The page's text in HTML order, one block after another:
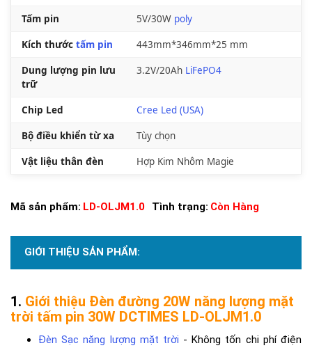
Tấm pin 5V/30W poly
Kích thước tấm pin 443mm*346mm*25 mm
Dung lượng pin lưu
trữ
3.2V/20Ah LiFePO4
Chip Led Cree Led (USA)
Bộ điều khiển từ xa Tùy chọn
Vật liệu thân đèn Hợp Kim Nhôm Magie
Mã sản phẩm: LD-OLJM1.0 Tình trạng: Còn Hàng
GIỚI THIỆU SẢN PHẨM:
Giới thiệu Đèn đường 20W năng lượng mặt
trời tấm pin 30W DCTIMES LD-OLJM1.0
Đèn Sạc năng lượng mặt trời - Không tốn chi phí điện